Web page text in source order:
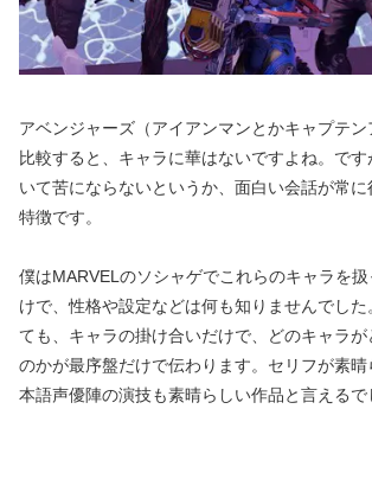
アベンジャーズ（アイアンマンとかキャプテン
比較すると、キャラに華はないですよね。で
いて苦にならないというか、面白い会話が常
特徴です。
僕はMARVELのソシャゲでこれらのキャラを
けで、性格や設定などは何も知りませんでした
ても、キャラの掛け合いだけで、どのキャラ
のかが最序盤だけで伝わります。セリフが素晴
本語声優陣の演技も素晴らしい作品と言えるで